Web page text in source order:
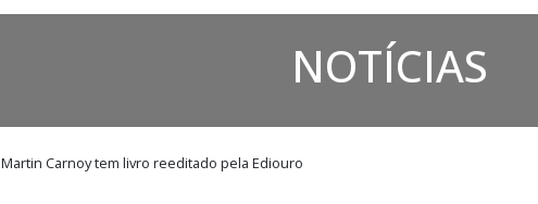
NOTÍCIAS
Martin Carnoy tem livro reeditado pela Ediouro